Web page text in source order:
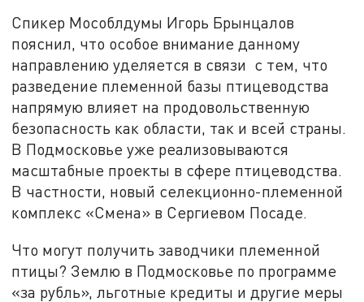
Спикер Мособлдумы Игорь Брынцалов
пояснил, что особое внимание данному
направлению уделяется в связи с тем, что
разведение племенной базы птицеводства
напрямую влияет на продовольственную
безопасность как области, так и всей страны.
В Подмосковье уже реализовываются
масштабные проекты в сфере птицеводства.
В частности, новый селекционно-племенной
комплекс «Смена» в Сергиевом Посаде.
Что могут получить заводчики племенной
птицы? Землю в Подмосковье по программе
«за рубль», льготные кредиты и другие меры